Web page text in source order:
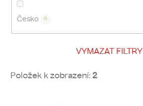
Česko 0
VYMAZAT FILTRY
Položek k zobrazení: 2